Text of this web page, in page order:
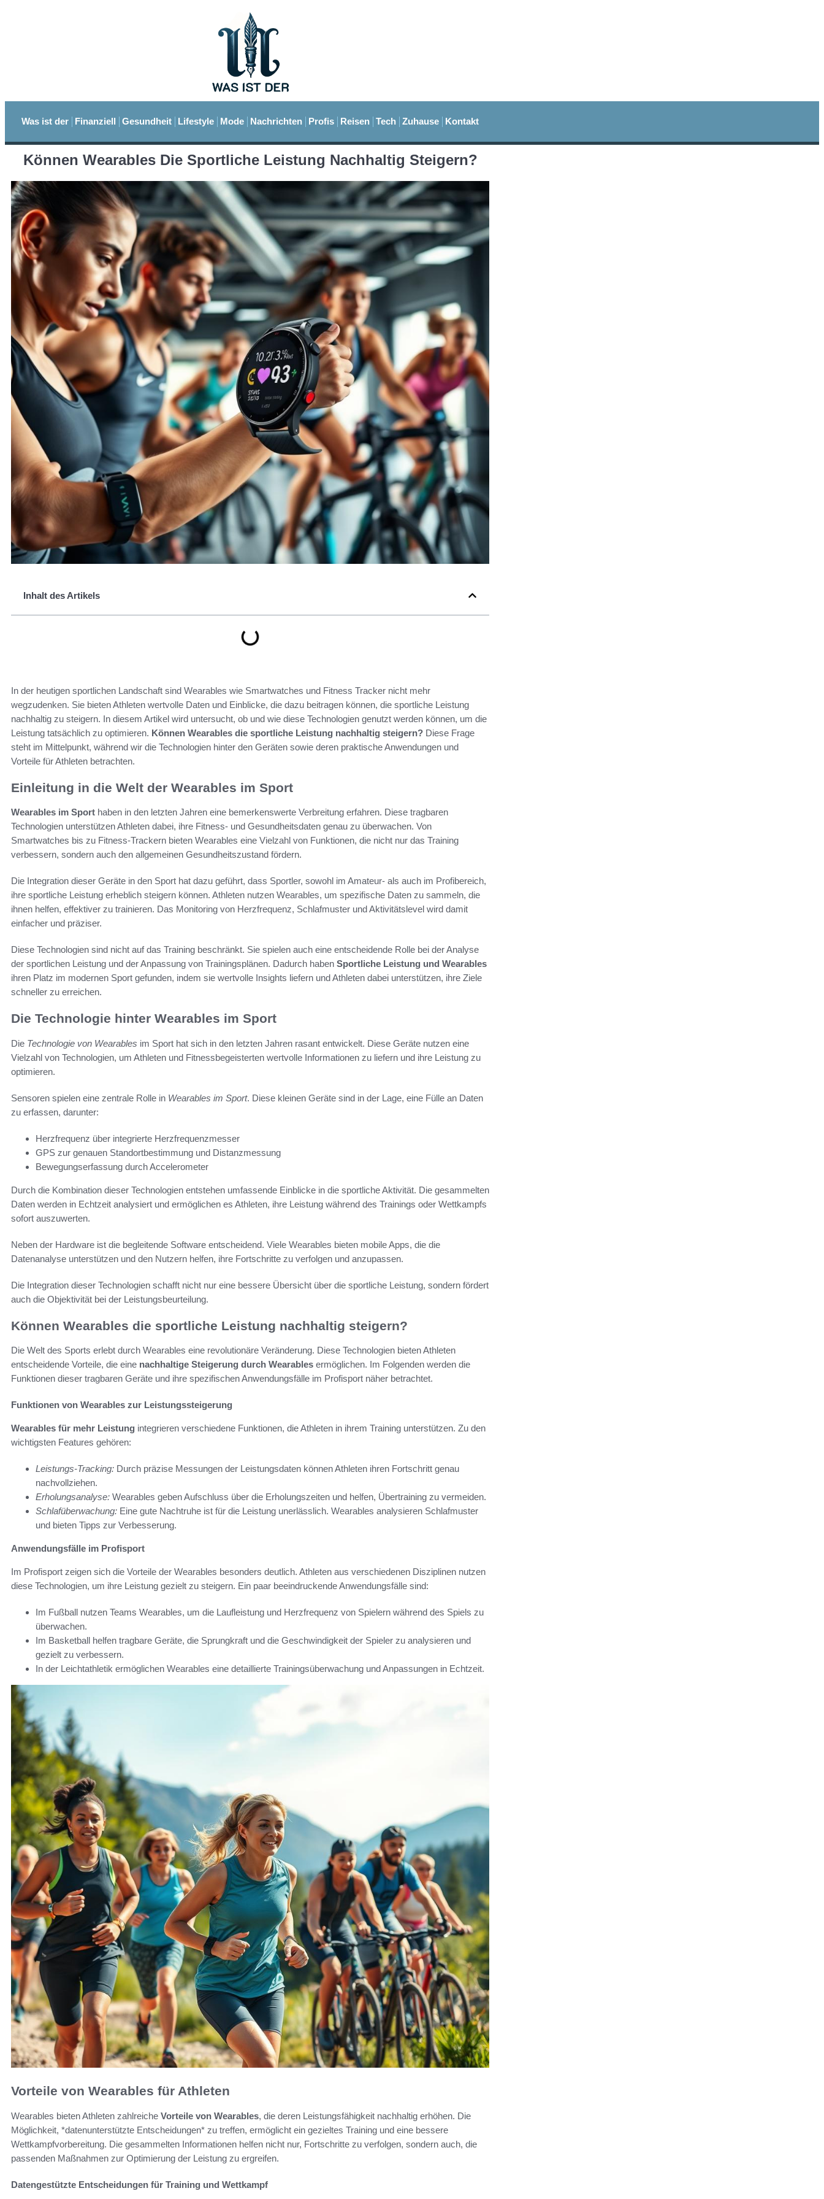
Was ist der Finanziell Gesundheit Lifestyle Mode Nachrichten Profis Reisen Tech Zuhause Kontakt
Können Wearables Die Sportliche Leistung Nachhaltig Steigern?
Inhalt des Artikels
In der heutigen sportlichen Landschaft sind Wearables wie Smartwatches und Fitness Tracker nicht mehr
wegzudenken. Sie bieten Athleten wertvolle Daten und Einblicke, die dazu beitragen können, die sportliche Leistung
nachhaltig zu steigern. In diesem Artikel wird untersucht, ob und wie diese Technologien genutzt werden können, um die
Leistung tatsächlich zu optimieren. Können Wearables die sportliche Leistung nachhaltig steigern? Diese Frage
steht im Mittelpunkt, während wir die Technologien hinter den Geräten sowie deren praktische Anwendungen und
Vorteile für Athleten betrachten.
Einleitung in die Welt der Wearables im Sport
Wearables im Sport haben in den letzten Jahren eine bemerkenswerte Verbreitung erfahren. Diese tragbaren
Technologien unterstützen Athleten dabei, ihre Fitness- und Gesundheitsdaten genau zu überwachen. Von
Smartwatches bis zu Fitness-Trackern bieten Wearables eine Vielzahl von Funktionen, die nicht nur das Training
verbessern, sondern auch den allgemeinen Gesundheitszustand fördern.
Die Integration dieser Geräte in den Sport hat dazu geführt, dass Sportler, sowohl im Amateur- als auch im Profibereich,
ihre sportliche Leistung erheblich steigern können. Athleten nutzen Wearables, um spezifische Daten zu sammeln, die
ihnen helfen, effektiver zu trainieren. Das Monitoring von Herzfrequenz, Schlafmuster und Aktivitätslevel wird damit
einfacher und präziser.
Diese Technologien sind nicht auf das Training beschränkt. Sie spielen auch eine entscheidende Rolle bei der Analyse
der sportlichen Leistung und der Anpassung von Trainingsplänen. Dadurch haben Sportliche Leistung und Wearables
ihren Platz im modernen Sport gefunden, indem sie wertvolle Insights liefern und Athleten dabei unterstützen, ihre Ziele
schneller zu erreichen.
Die Technologie hinter Wearables im Sport
Die Technologie von Wearables im Sport hat sich in den letzten Jahren rasant entwickelt. Diese Geräte nutzen eine
Vielzahl von Technologien, um Athleten und Fitnessbegeisterten wertvolle Informationen zu liefern und ihre Leistung zu
optimieren.
Sensoren spielen eine zentrale Rolle in Wearables im Sport. Diese kleinen Geräte sind in der Lage, eine Fülle an Daten
zu erfassen, darunter:
Herzfrequenz über integrierte Herzfrequenzmesser
GPS zur genauen Standortbestimmung und Distanzmessung
Bewegungserfassung durch Accelerometer
Durch die Kombination dieser Technologien entstehen umfassende Einblicke in die sportliche Aktivität. Die gesammelten
Daten werden in Echtzeit analysiert und ermöglichen es Athleten, ihre Leistung während des Trainings oder Wettkampfs
sofort auszuwerten.
Neben der Hardware ist die begleitende Software entscheidend. Viele Wearables bieten mobile Apps, die die
Datenanalyse unterstützen und den Nutzern helfen, ihre Fortschritte zu verfolgen und anzupassen.
Die Integration dieser Technologien schafft nicht nur eine bessere Übersicht über die sportliche Leistung, sondern fördert
auch die Objektivität bei der Leistungsbeurteilung.
Können Wearables die sportliche Leistung nachhaltig steigern?
Die Welt des Sports erlebt durch Wearables eine revolutionäre Veränderung. Diese Technologien bieten Athleten
entscheidende Vorteile, die eine nachhaltige Steigerung durch Wearables ermöglichen. Im Folgenden werden die
Funktionen dieser tragbaren Geräte und ihre spezifischen Anwendungsfälle im Profisport näher betrachtet.
Funktionen von Wearables zur Leistungssteigerung
Wearables für mehr Leistung integrieren verschiedene Funktionen, die Athleten in ihrem Training unterstützen. Zu den
wichtigsten Features gehören:
Leistungs-Tracking: Durch präzise Messungen der Leistungsdaten können Athleten ihren Fortschritt genau
nachvollziehen.
Erholungsanalyse: Wearables geben Aufschluss über die Erholungszeiten und helfen, Übertraining zu vermeiden.
Schlafüberwachung: Eine gute Nachtruhe ist für die Leistung unerlässlich. Wearables analysieren Schlafmuster
und bieten Tipps zur Verbesserung.
Anwendungsfälle im Profisport
Im Profisport zeigen sich die Vorteile der Wearables besonders deutlich. Athleten aus verschiedenen Disziplinen nutzen
diese Technologien, um ihre Leistung gezielt zu steigern. Ein paar beeindruckende Anwendungsfälle sind:
Im Fußball nutzen Teams Wearables, um die Laufleistung und Herzfrequenz von Spielern während des Spiels zu
überwachen.
Im Basketball helfen tragbare Geräte, die Sprungkraft und die Geschwindigkeit der Spieler zu analysieren und
gezielt zu verbessern.
In der Leichtathletik ermöglichen Wearables eine detaillierte Trainingsüberwachung und Anpassungen in Echtzeit.
Vorteile von Wearables für Athleten
Wearables bieten Athleten zahlreiche Vorteile von Wearables, die deren Leistungsfähigkeit nachhaltig erhöhen. Die
Möglichkeit, *datenunterstützte Entscheidungen* zu treffen, ermöglicht ein gezieltes Training und eine bessere
Wettkampfvorbereitung. Die gesammelten Informationen helfen nicht nur, Fortschritte zu verfolgen, sondern auch, die
passenden Maßnahmen zur Optimierung der Leistung zu ergreifen.
Datengestützte Entscheidungen für Training und Wettkampf